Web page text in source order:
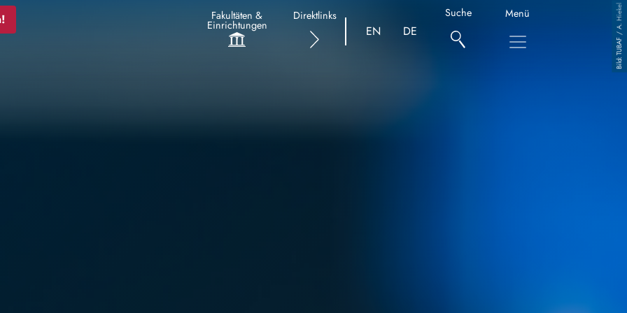
Fakultäten &
Einrichtungen
Direktlinks
EN DE
Suche Menü TUBAF / A. Hiekel